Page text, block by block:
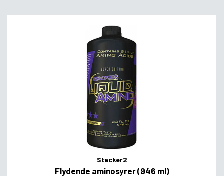
Stacker2
Flydende aminosyrer (946 ml)